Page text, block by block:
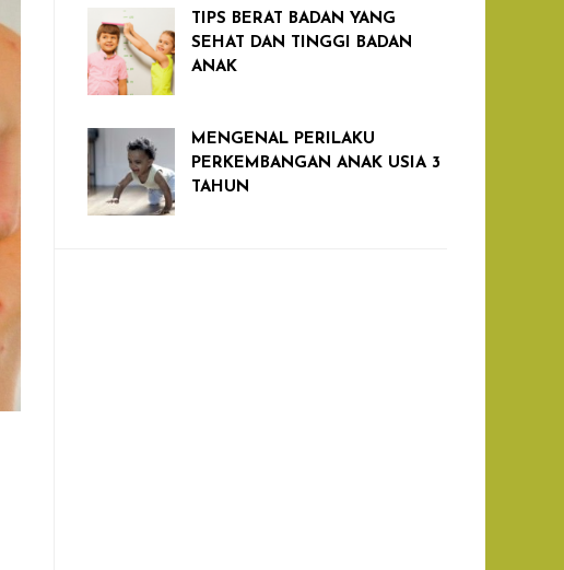
TIPS BERAT BADAN YANG
SEHAT DAN TINGGI BADAN
ANAK
MENGENAL PERILAKU
PERKEMBANGAN ANAK USIA 3
TAHUN